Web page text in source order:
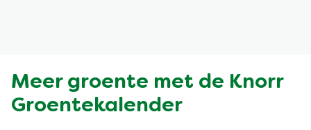
Meer groente met de Knorr
Groentekalender